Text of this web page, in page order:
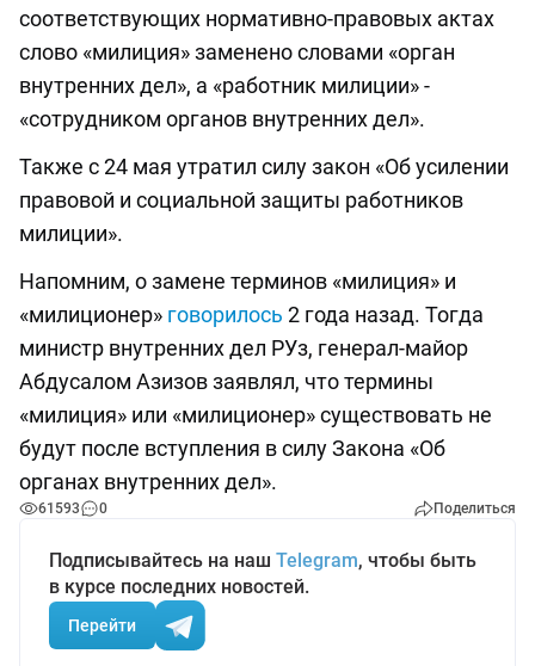
соответствующих нормативно-правовых актах
слово «милиция» заменено словами «орган
внутренних дел», а «работник милиции» -
«сотрудником органов внутренних дел».
Также с 24 мая утратил силу закон «Об усилении
правовой и социальной защиты работников
милиции».
Напомним, о замене терминов «милиция» и
«милиционер» говорилось 2 года назад. Тогда
министр внутренних дел РУз, генерал-майор
Абдусалом Азизов заявлял, что термины
«милиция» или «милиционер» существовать не
будут после вступления в силу Закона «Об
органах внутренних дел».
61593 0 Поделиться
Подписывайтесь на наш Telegram, чтобы быть
в курсе последних новостей.
Перейти